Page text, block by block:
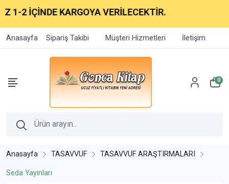
İÇİNDE KARGOYA VERİLECEKTİR.
Anasayfa Sipariş Takibi Müşteri Hizmetleri İletişim
0
Anasayfa TASAVVUF TASAVVUF ARAŞTIRMALARI
Seda Yayınları